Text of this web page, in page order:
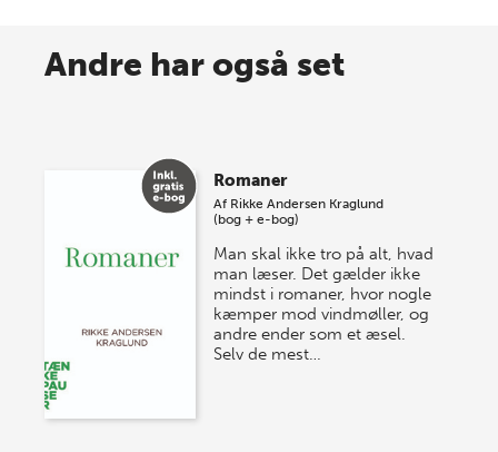
Spar op til 70% til sommer-
store sommer-lagersalg, så sæt kryds i kalenderen
onsdag den 10. j…
Andre har også set
Romaner
Af Rikke Andersen Kraglund
(bog + e-bog)
Man skal ikke tro på alt, hvad
man læser. Det gælder ikke
mindst i romaner, hvor nogle
kæmper mod vindmøller, og
andre ender som et æsel.
Selv de mest…